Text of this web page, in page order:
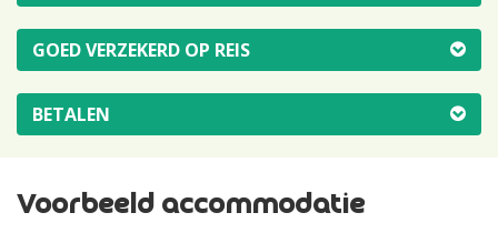
GOED VERZEKERD OP REIS
BETALEN
Voorbeeld accommodatie